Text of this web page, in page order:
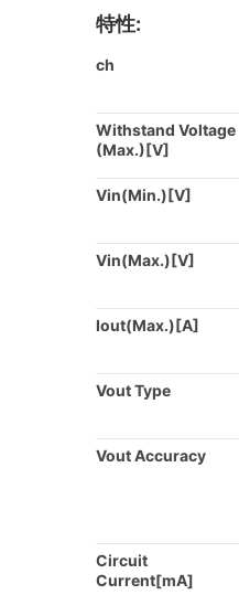
特性:
ch
Withstand Voltage
(Max.)[V]
Vin(Min.)[V]
Vin(Max.)[V]
Iout(Max.)[A]
Vout Type
Vout Accuracy
Circuit
Current[mA]